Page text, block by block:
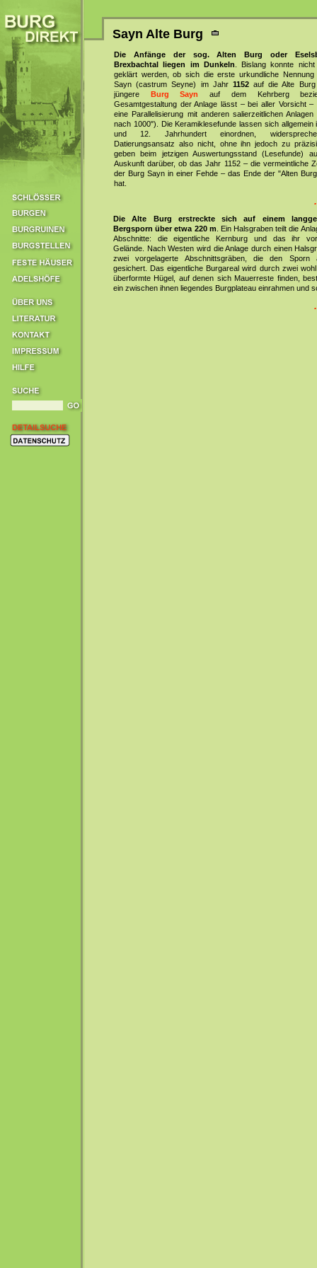
Sayn Alte Burg
Die Anfänge der sog. Alten Burg oder
Brexbachtal liegen im Dunkeln . Bislang konnte nicht
geklärt werden, ob sich die erste urkundliche
Sayn (castrum Seyne) im Jahr 1152auf die Alte Burg
jüngere Burg Sayn
auf dem Kehrberg
Gesamtgestaltung der Anlage lässt – bei aller Vorsicht –
eine Parallelisierung mit anderen salierzeitlichen
nach 1000"). Die Keramiklesefunde lassen sich allgemein
und 12. Jahrhundert einordnen,
Datierungsansatz also nicht, ohne ihn jedoch zu
geben beim jetzigen Auswertungsstand (Lesefunde)
Auskunft darüber, ob das Jahr 1152 – die vermeintliche
der Burg Sayn in einer Fehde – das Ende der "Alten
hat.
Die Alte Burg erstreckte sich auf einem
Bergsporn über etwa 220 m . Ein Halsgraben teilt die
Abschnitte: die eigentliche Kernburg und das ihr
Gelände. Nach Westen wird die Anlage durch einen
zwei vorgelagerte Abschnittsgräben, die den Sporn
gesichert. Das eigentliche Burgareal wird durch zwei
überformte Hügel, auf denen sich Mauerreste finden,
ein zwischen ihnen liegendes Burgplateau einrahmen und